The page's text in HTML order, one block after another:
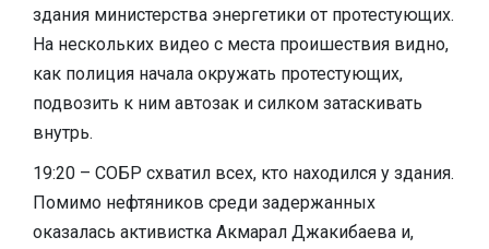
здания министерства энергетики от протестующих.
На нескольких видео с места проишествия видно,
как полиция начала окружать протестующих,
подвозить к ним автозак и силком затаскивать
внутрь.
19:20 – СОБР схватил всех, кто находился у здания.
Помимо нефтяников среди задержанных
оказалась активистка Акмарал Джакибаева и,